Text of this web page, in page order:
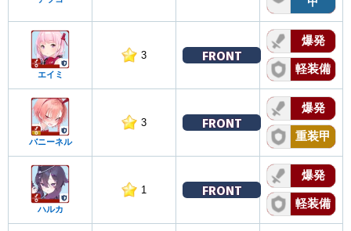
エイミ
3 FRONT
爆発
軽装備
バニーネル
3 FRONT
爆発
重装甲
ハルカ
1 FRONT
爆発
軽装備